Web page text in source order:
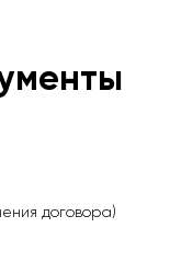
договора)